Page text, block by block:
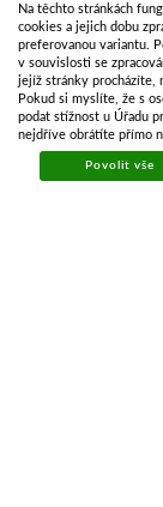
Video k produktu
Na těchto stránkách
cookies a jejich dobu
preferovanou variantu.
v souvislosti se
jejíž stránky procházíte,
Pokud si myslíte, že s
podat stížnost u Úřadu
nejdříve obrátíte přímo
Povolit vše